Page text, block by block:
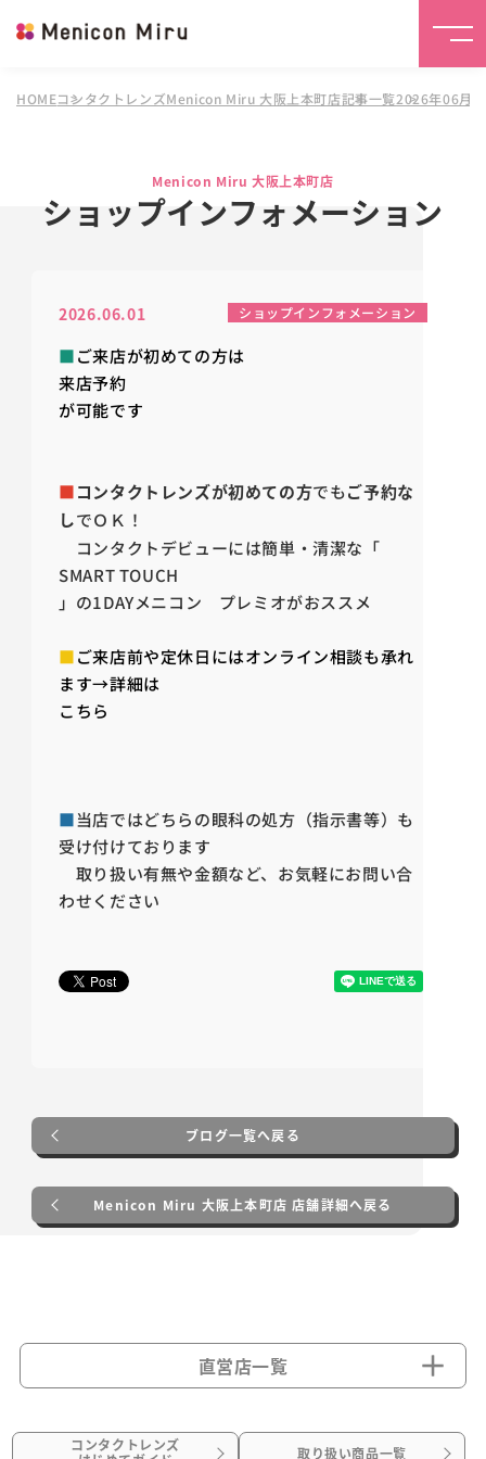
HOMEコンタクトレンズMenicon Miru 大阪上本町店記事一覧2026年06月
Menicon Miru 大阪上本町店
ショップインフォメーション
2026.06.01 ショップインフォメーション
■ご来店が初めての方は
来店予約
が可能です
■コンタクトレンズが初めての方でもご予約な
しでＯＫ！
コンタクトデビューには簡単・清潔な「
SMART TOUCH
」の1DAYメニコン プレミオがおススメ
■ご来店前や定休日にはオンライン相談も承れ
ます→詳細は
こちら
■当店ではどちらの眼科の処方（指示書等）も
受け付けております
取り扱い有無や金額など、お気軽にお問い合
わせください
ブログ一覧へ戻る
Menicon Miru 大阪上本町店 店舗詳細へ戻る
直営店一覧
コンタクトレンズ 取り扱い商品一覧